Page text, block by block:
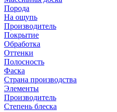
Порода
На ощупь
Производитель
Покрытие
Обработка
Оттенки
Полосность
Фаска
Страна производства
Элементы
Производитель
Степень блеска